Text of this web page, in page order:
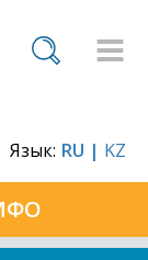
Язык: RU | KZ